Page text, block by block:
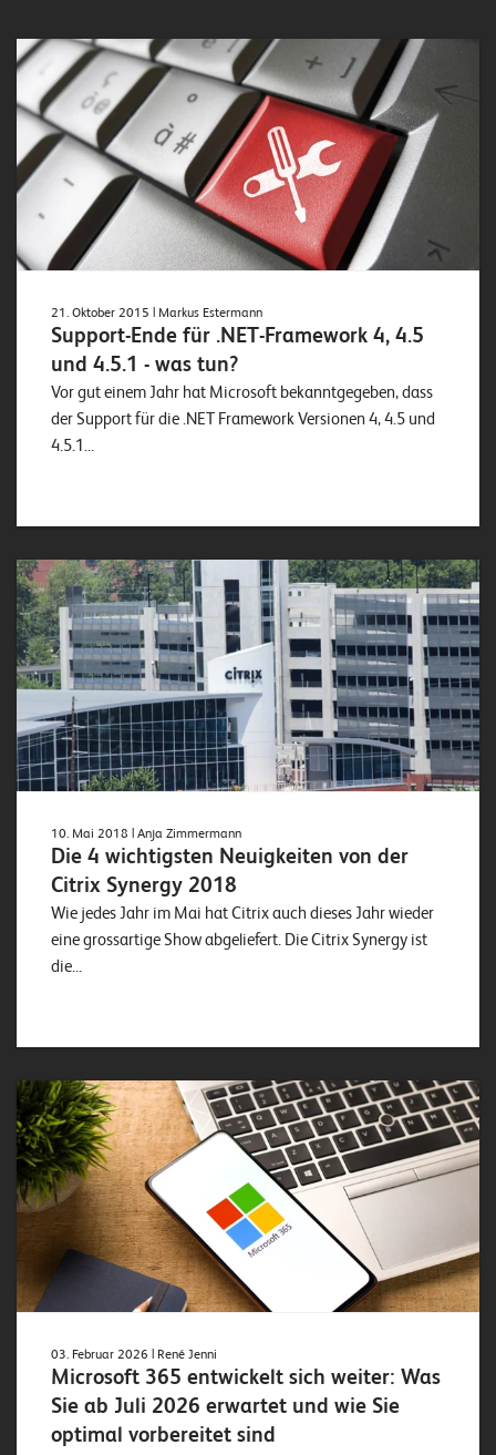
e
n
t
s
S
U
R
T
E
A
M
R
©
2
0
2
e
u
t
r
I
t
i
o
n
s
21. Oktober 2015 | Markus Estermann
Support-Ende für .NET-Framework 4, 4.5
und 4.5.1 - was tun?
Vor gut einem Jahr hat Microsoft bekanntgegeben, dass
der Support für die .NET Framework Versionen 4, 4.5 und
4.5.1...
10. Mai 2018 | Anja Zimmermann
Die 4 wichtigsten Neuigkeiten von der
Citrix Synergy 2018
Wie jedes Jahr im Mai hat Citrix auch dieses Jahr wieder
eine grossartige Show abgeliefert. Die Citrix Synergy ist
die...
03. Februar 2026 | René Jenni
Microsoft 365 entwickelt sich weiter: Was
Sie ab Juli 2026 erwartet und wie Sie
optimal vorbereitet sind